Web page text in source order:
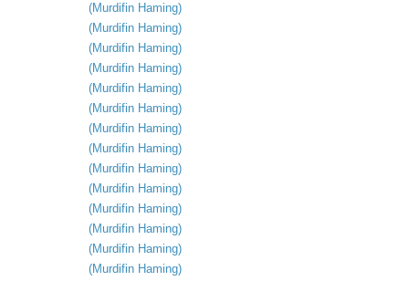
(Murdifin Haming)
(Murdifin Haming)
(Murdifin Haming)
(Murdifin Haming)
(Murdifin Haming)
(Murdifin Haming)
(Murdifin Haming)
(Murdifin Haming)
(Murdifin Haming)
(Murdifin Haming)
(Murdifin Haming)
(Murdifin Haming)
(Murdifin Haming)
(Murdifin Haming)